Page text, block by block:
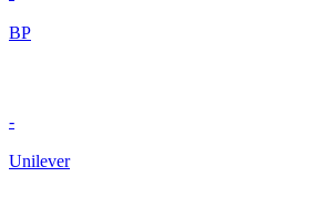
BP
-
Unilever